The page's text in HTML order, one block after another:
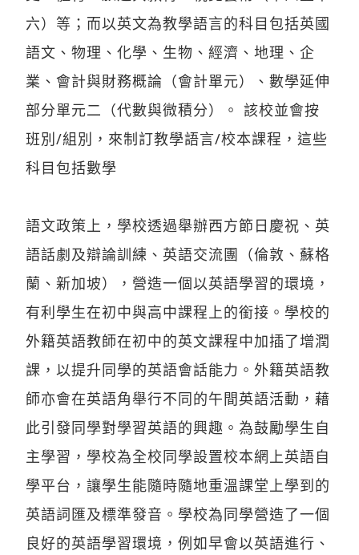
六）等；而以英文為教學語言的科目包括英國
語文、物理、化學、生物、經濟、地理、企
業、會計與財務概論（會計單元）、數學延伸
部分單元二（代數與微積分）。 該校並會按
班別/組別，來制訂教學語言/校本課程，這些
科目包括數學
語文政策上，學校透過舉辦西方節日慶祝、英
語話劇及辯論訓練、英語交流團（倫敦、蘇格
蘭、新加坡），營造一個以英語學習的環境，
有利學生在初中與高中課程上的銜接。學校的
外籍英語教師在初中的英文課程中加插了增潤
課，以提升同學的英語會話能力。外籍英語教
師亦會在英語角舉行不同的午間英語活動，藉
此引發同學對學習英語的興趣。為鼓勵學生自
主學習，學校為全校同學設置校本網上英語自
學平台，讓學生能隨時隨地重溫課堂上學到的
英語詞匯及標準發音。學校為同學營造了一個
良好的英語學習環境，例如早會以英語進行、